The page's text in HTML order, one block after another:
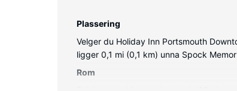
Plassering
Velger du Holiday Inn Portsmouth
ligger 0,1 mi (0,1 km) unna Spock
Rom